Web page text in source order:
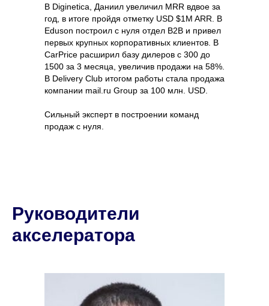
В Diginetica, Даниил увеличил MRR вдвое за
год, в итоге пройдя отметку USD $1M ARR. В
Eduson построил с нуля отдел B2B и привел
первых крупных корпоративных клиентов. В
CarPrice расширил базу дилеров с 300 до
1500 за 3 месяца, увеличив продажи на 58%.
В Delivery Club итогом работы стала продажа
компании mail.ru Group за 100 млн. USD.
Сильный эксперт в построении команд
продаж с нуля.
Руководители
акселератора